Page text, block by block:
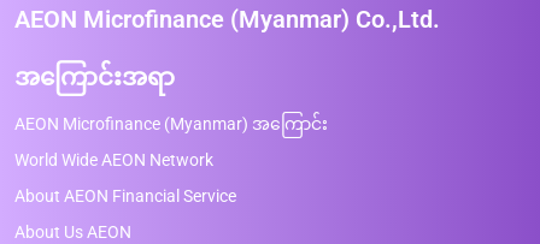
AEON Microfinance (Myanmar) Co.,Ltd.
အကြောင်းအရာ
AEON Microfinance (Myanmar) အကြောင်း
World Wide AEON Network
About AEON Financial Service
About Us AEON